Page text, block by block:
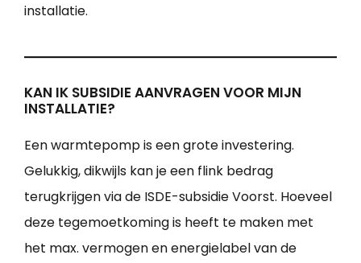
installatie.
KAN IK SUBSIDIE AANVRAGEN VOOR MIJN
INSTALLATIE?
Een warmtepomp is een grote investering.
Gelukkig, dikwijls kan je een flink bedrag
terugkrijgen via de ISDE-subsidie Voorst. Hoeveel
deze tegemoetkoming is heeft te maken met
het max. vermogen en energielabel van de